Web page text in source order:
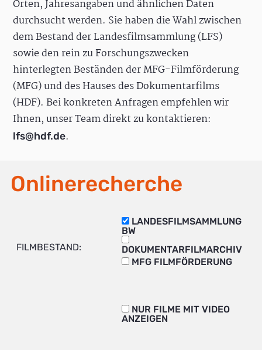
Orten, Jahresangaben und ähnlichen Daten
durchsucht werden. Sie haben die Wahl zwischen
dem Bestand der Landesfilmsammlung (LFS)
sowie den rein zu Forschungszwecken
hinterlegten Beständen der MFG-Filmförderung
(MFG) und des Hauses des Dokumentarfilms
(HDF). Bei konkreten Anfragen empfehlen wir
Ihnen, unser Team direkt zu kontaktieren:
lfs@hdf.de.
Onlinerecherche
FILMBESTAND:
LANDESFILMSAMMLUNG
BW
DOKUMENTARFILMARCHIV
MFG FILMFÖRDERUNG
NUR FILME MIT VIDEO
ANZEIGEN